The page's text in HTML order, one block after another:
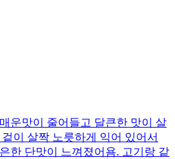
운맛이 줄어들고 달큰한 맛이 살
이 살짝 노릇하게 익어 있어서
한 단맛이 느껴졌어욤. 고기랑 같